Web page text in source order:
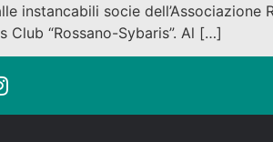
instancabili socie dell’Associazione
“Rossano-Sybaris”. Al […]